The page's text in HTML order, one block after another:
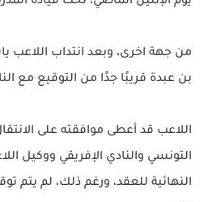
من جهة اخرى، وبعد انتداب اللاعب
بن عبدة قريبًا جدًا من التوقيع مع
اللاعب قد أعطى موافقته على
التونسي والنادي الإفريقي ووكيل
النهائية للعقد، ورغم ذلك، لم يتم